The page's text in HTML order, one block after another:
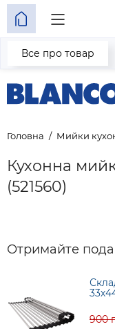
Головна Мийки
Кухонна
(521560)
Отримайте
900
Все про товар